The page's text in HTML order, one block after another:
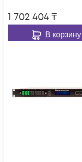
1 702 404₸
В корзину